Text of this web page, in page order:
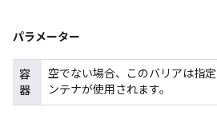
パラメーター
容
器
空でない場合、このバリアは指
ンテナが使用されます。